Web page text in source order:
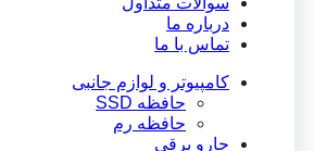
درباره ما
تماس با ما
کامپیوتر و لوازم جانبی
حافظه SSD
حافظه رم
جارو برقی